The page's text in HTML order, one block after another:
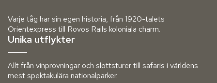
Varje tåg har sin egen historia, från 1920-talets
Orientexpress till Rovos Rails koloniala charm.
Unika utflykter
Allt från vinprovningar och slottsturer till safaris i världens
mest spektakulära nationalparker.